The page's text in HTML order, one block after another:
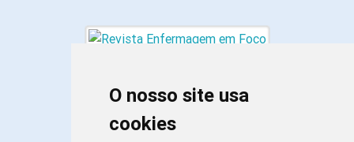
O nosso site usa
cookies